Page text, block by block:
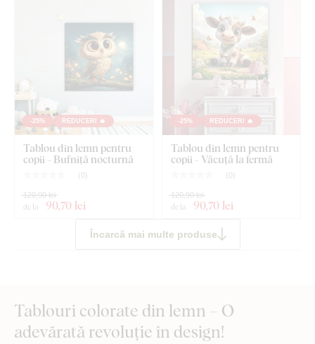
-25% REDUCERI 🔥
Tablou din lemn pentru
copii - Bufniță nocturnă
( 0)
de la 90,70 lei
120,90 lei
-25% REDUCERI 🔥
Tablou din lemn pentru
copii - Văcuță la fermă
( 0)
de la 90,70 lei
120,90 lei
Încarcă mai multe produse
Tablouri colorate din lemn – O
adevărată revoluție în design!